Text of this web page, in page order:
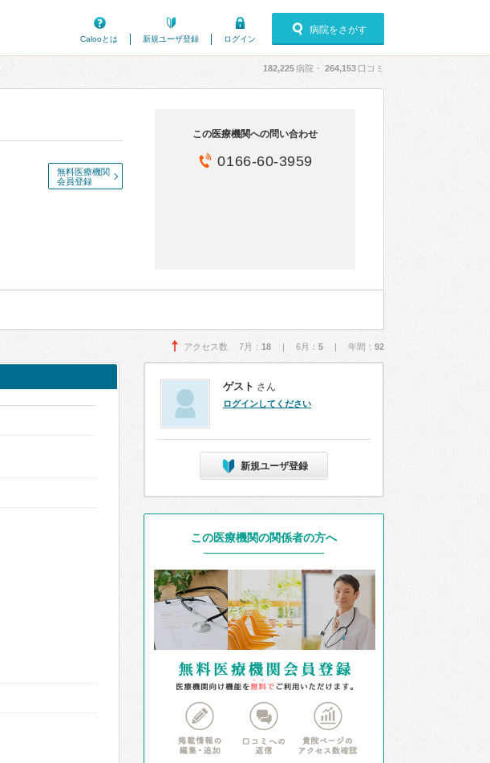
Calooとは
新規ユーザ登録 ログイン
病院をさがす
182,225病院・ 264,153 口コミ
無料医療機関
会員登録
この医療機関への問い合わせ
0166-60-3959
アクセス数 7月： 18 | 6月： 5 | 年間： 92
ゲスト さん
ログインしてください
新規ユーザ登録
この医療機関の関係者の方へ